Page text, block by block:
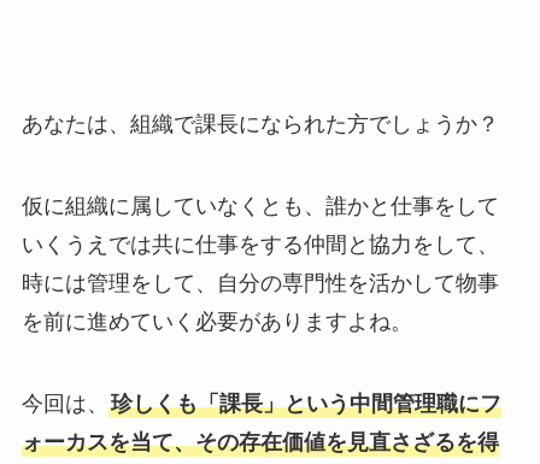
あなたは、組織で課長になられた方でしょうか？
仮に組織に属していなくとも、誰かと仕事をして
いくうえでは共に仕事をする仲間と協力をして、
時には管理をして、自分の専門性を活かして物事
を前に進めていく必要がありますよね。
今回は、 珍しくも「課長」という中間管理職にフ
ォーカスを当て、その存在価値を見直さざるを得